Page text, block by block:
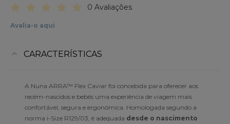
0 Avaliações
Avalia-o aqui
CARACTERÍSTICAS
A Nuna ARRA™ Flex Caviar foi concebida para oferecer aos
recém-nascidos e bebés uma experiência de viagem mais
confortável, segura e ergonómica. Homologada segundo a
norma i-Size R129/03, é adequada desde o nascimento